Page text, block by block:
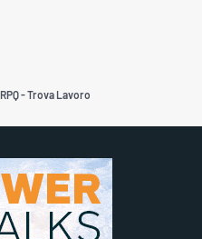
RPQ - Trova Lavoro